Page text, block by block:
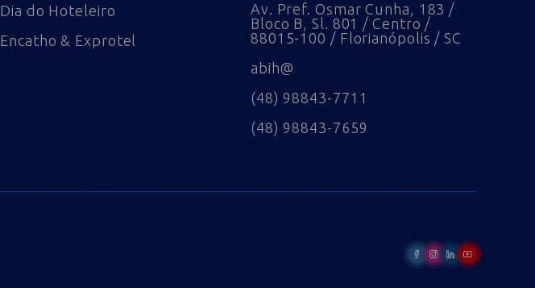
Dia do Hoteleiro
Encatho & Exprotel
Av. Pref. Osmar Cunha, 183 /
Bloco B, Sl. 801 / Centro /
88015-100 / Florianópolis / SC
abih@
(48) 98843-7711
(48) 98843-7659